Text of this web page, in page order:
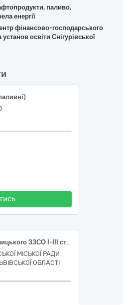
паливо,
енергії
фінансово-господарського
освіти Снігурівської
Вугілля кам’яне для Волицького ЗЗСО І-ІІІ ступенів та Забірської гімназії (Код 09110000-3 - Тверде паливо за ДК 021:2015 Єдиного закупівельного словника)
МІСЬКОЇ РАДИ
ОБЛАСТІ